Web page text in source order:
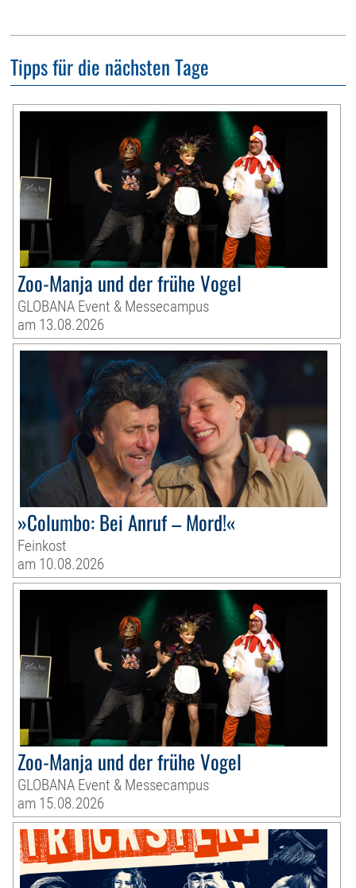
Tipps für die nächsten Tage
Zoo-Manja und der frühe Vogel
GLOBANA Event & Messecampus
am 13.08.2026
»Columbo: Bei Anruf – Mord!«
Feinkost
am 10.08.2026
Zoo-Manja und der frühe Vogel
GLOBANA Event & Messecampus
am 15.08.2026